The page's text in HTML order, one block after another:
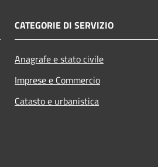
CATEGORIE DI SERVIZIO
Anagrafe e stato civile
Imprese e Commercio
Catasto e urbanistica